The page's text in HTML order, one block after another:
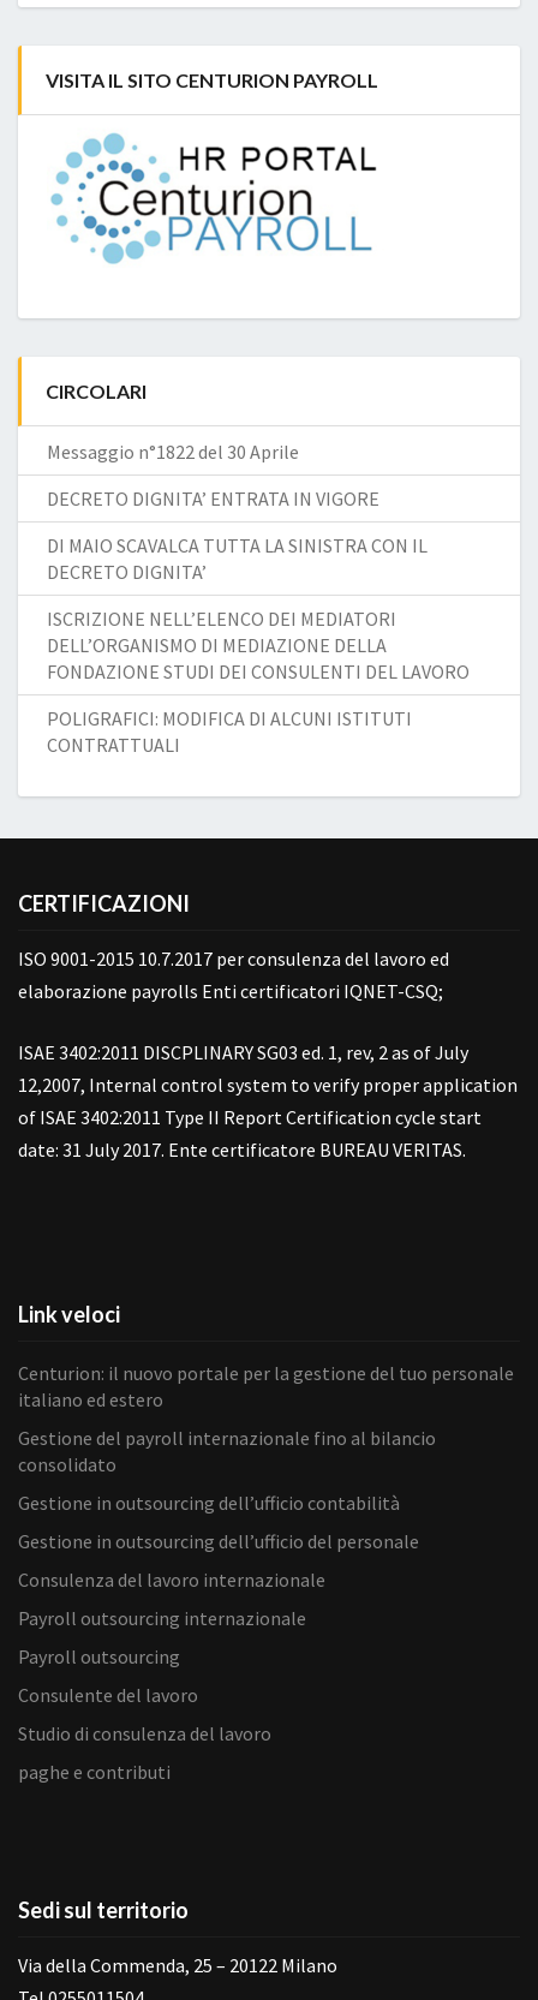
VISITA IL SITO CENTURION PAYROLL
CIRCOLARI
Messaggio n°1822 del 30 Aprile
DECRETO DIGNITA’ ENTRATA IN VIGORE
DI MAIO SCAVALCA TUTTA LA SINISTRA CON IL
DECRETO DIGNITA’
ISCRIZIONE NELL’ELENCO DEI MEDIATORI
DELL’ORGANISMO DI MEDIAZIONE DELLA
FONDAZIONE STUDI DEI CONSULENTI DEL LAVORO
POLIGRAFICI: MODIFICA DI ALCUNI ISTITUTI
CONTRATTUALI
CERTIFICAZIONI
ISO 9001-2015 10.7.2017 per consulenza del lavoro ed
elaborazione payrolls Enti certificatori IQNET-CSQ;
ISAE 3402:2011 DISCPLINARY SG03 ed. 1, rev, 2 as of July
12,2007, Internal control system to verify proper application
of ISAE 3402:2011 Type II Report Certification cycle start
date: 31 July 2017. Ente certificatore BUREAU VERITAS.
Link veloci
Centurion: il nuovo portale per la gestione del tuo personale
italiano ed estero
Gestione del payroll internazionale fino al bilancio
consolidato
Gestione in outsourcing dell’ufficio contabilità
Gestione in outsourcing dell’ufficio del personale
Consulenza del lavoro internazionale
Payroll outsourcing internazionale
Payroll outsourcing
Consulente del lavoro
Studio di consulenza del lavoro
paghe e contributi
Sedi sul territorio
Via della Commenda, 25 – 20122 Milano